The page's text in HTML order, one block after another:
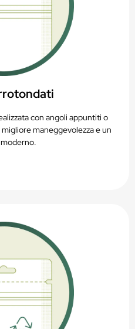
con angoli appuntiti o
maneggevolezza e un